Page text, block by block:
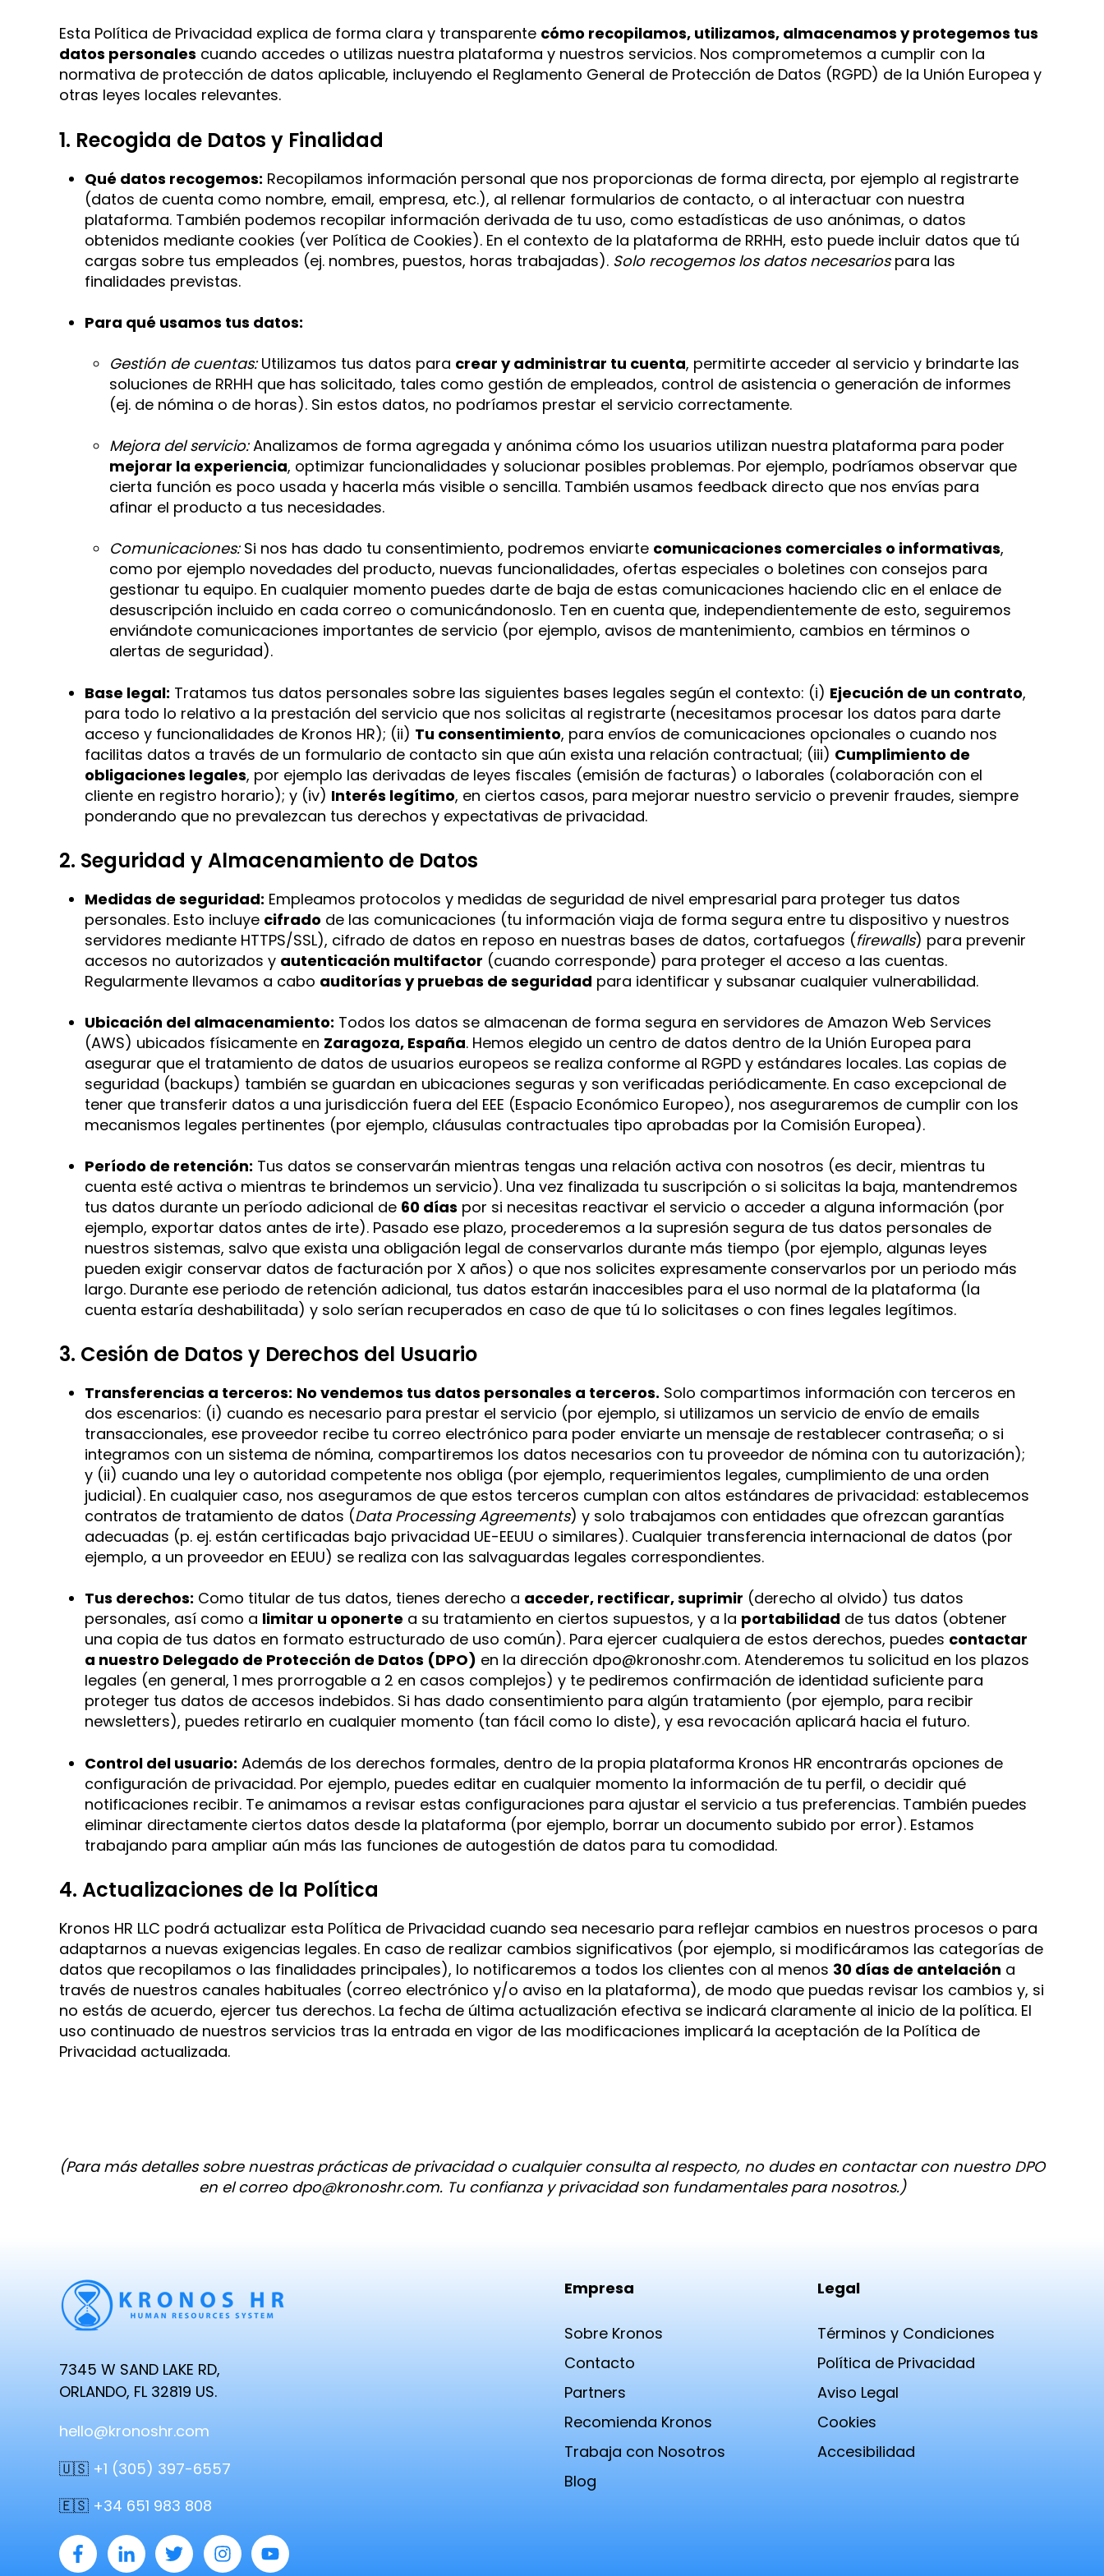
Esta Política de Privacidad explica de forma clara y transparente cómo recopilamos, utilizamos, almacenamos y protegemos tus
datos personales cuando accedes o utilizas nuestra plataforma y nuestros servicios. Nos comprometemos a cumplir con la
normativa de protección de datos aplicable, incluyendo el Reglamento General de Protección de Datos (RGPD) de la Unión Europea y
otras leyes locales relevantes.
1. Recogida de Datos y Finalidad
Qué datos recogemos: Recopilamos información personal que nos proporcionas de forma directa, por ejemplo al registrarte
(datos de cuenta como nombre, email, empresa, etc.), al rellenar formularios de contacto, o al interactuar con nuestra
plataforma. También podemos recopilar información derivada de tu uso, como estadísticas de uso anónimas, o datos
obtenidos mediante cookies (ver Política de Cookies). En el contexto de la plataforma de RRHH, esto puede incluir datos que tú
cargas sobre tus empleados (ej. nombres, puestos, horas trabajadas). Solo recogemos los datos necesariospara las
finalidades previstas.
Para qué usamos tus datos:
Gestión de cuentas:Utilizamos tus datos para crear y administrar tu cuenta, permitirte acceder al servicio y brindarte las
soluciones de RRHH que has solicitado, tales como gestión de empleados, control de asistencia o generación de informes
(ej. de nómina o de horas). Sin estos datos, no podríamos prestar el servicio correctamente.
Mejora del servicio:Analizamos de forma agregada y anónima cómo los usuarios utilizan nuestra plataforma para poder
mejorar la experiencia, optimizar funcionalidades y solucionar posibles problemas. Por ejemplo, podríamos observar que
cierta función es poco usada y hacerla más visible o sencilla. También usamos feedback directo que nos envías para
afinar el producto a tus necesidades.
Comunicaciones:Si nos has dado tu consentimiento, podremos enviarte comunicaciones comerciales o informativas,
como por ejemplo novedades del producto, nuevas funcionalidades, ofertas especiales o boletines con consejos para
gestionar tu equipo. En cualquier momento puedes darte de baja de estas comunicaciones haciendo clic en el enlace de
desuscripción incluido en cada correo o comunicándonoslo. Ten en cuenta que, independientemente de esto, seguiremos
enviándote comunicaciones importantes de servicio (por ejemplo, avisos de mantenimiento, cambios en términos o
alertas de seguridad).
Base legal: Tratamos tus datos personales sobre las siguientes bases legales según el contexto: (i) Ejecución de un contrato,
para todo lo relativo a la prestación del servicio que nos solicitas al registrarte (necesitamos procesar los datos para darte
acceso y funcionalidades de Kronos HR); (ii) Tu consentimiento, para envíos de comunicaciones opcionales o cuando nos
facilitas datos a través de un formulario de contacto sin que aún exista una relación contractual; (iii) Cumplimiento de
obligaciones legales, por ejemplo las derivadas de leyes fiscales (emisión de facturas) o laborales (colaboración con el
cliente en registro horario); y (iv) Interés legítimo, en ciertos casos, para mejorar nuestro servicio o prevenir fraudes, siempre
ponderando que no prevalezcan tus derechos y expectativas de privacidad.
2. Seguridad y Almacenamiento de Datos
Medidas de seguridad: Empleamos protocolos y medidas de seguridad de nivel empresarial para proteger tus datos
personales. Esto incluye cifrado de las comunicaciones (tu información viaja de forma segura entre tu dispositivo y nuestros
servidores mediante HTTPS/SSL), cifrado de datos en reposo en nuestras bases de datos, cortafuegos (firewalls) para prevenir
accesos no autorizados y autenticación multifactor (cuando corresponde) para proteger el acceso a las cuentas.
Regularmente llevamos a cabo auditorías y pruebas de seguridad para identificar y subsanar cualquier vulnerabilidad.
Ubicación del almacenamiento: Todos los datos se almacenan de forma segura en servidores de Amazon Web Services
(AWS) ubicados físicamente en Zaragoza, España. Hemos elegido un centro de datos dentro de la Unión Europea para
asegurar que el tratamiento de datos de usuarios europeos se realiza conforme al RGPD y estándares locales. Las copias de
seguridad (backups) también se guardan en ubicaciones seguras y son verificadas periódicamente. En caso excepcional de
tener que transferir datos a una jurisdicción fuera del EEE (Espacio Económico Europeo), nos aseguraremos de cumplir con los
mecanismos legales pertinentes (por ejemplo, cláusulas contractuales tipo aprobadas por la Comisión Europea).
Período de retención: Tus datos se conservarán mientras tengas una relación activa con nosotros (es decir, mientras tu
cuenta esté activa o mientras te brindemos un servicio). Una vez finalizada tu suscripción o si solicitas la baja, mantendremos
tus datos durante un período adicional de 60 días por si necesitas reactivar el servicio o acceder a alguna información (por
ejemplo, exportar datos antes de irte). Pasado ese plazo, procederemos a la supresión segura de tus datos personales de
nuestros sistemas, salvo que exista una obligación legal de conservarlos durante más tiempo (por ejemplo, algunas leyes
pueden exigir conservar datos de facturación por X años) o que nos solicites expresamente conservarlos por un periodo más
largo. Durante ese periodo de retención adicional, tus datos estarán inaccesibles para el uso normal de la plataforma (la
cuenta estaría deshabilitada) y solo serían recuperados en caso de que tú lo solicitases o con fines legales legítimos.
3. Cesión de Datos y Derechos del Usuario
Transferencias a terceros: No vendemos tus datos personales a terceros. Solo compartimos información con terceros en
dos escenarios: (i) cuando es necesario para prestar el servicio (por ejemplo, si utilizamos un servicio de envío de emails
transaccionales, ese proveedor recibe tu correo electrónico para poder enviarte un mensaje de restablecer contraseña; o si
integramos con un sistema de nómina, compartiremos los datos necesarios con tu proveedor de nómina con tu autorización);
y (ii) cuando una ley o autoridad competente nos obliga (por ejemplo, requerimientos legales, cumplimiento de una orden
judicial). En cualquier caso, nos aseguramos de que estos terceros cumplan con altos estándares de privacidad: establecemos
contratos de tratamiento de datos (Data Processing Agreements) y solo trabajamos con entidades que ofrezcan garantías
adecuadas (p. ej. están certificadas bajo privacidad UE-EEUU o similares). Cualquier transferencia internacional de datos (por
ejemplo, a un proveedor en EEUU) se realiza con las salvaguardas legales correspondientes.
Tus derechos: Como titular de tus datos, tienes derecho a acceder, rectificar, suprimir (derecho al olvido) tus datos
personales, así como a limitar u oponerte a su tratamiento en ciertos supuestos, y a la portabilidad de tus datos (obtener
una copia de tus datos en formato estructurado de uso común). Para ejercer cualquiera de estos derechos, puedes contactar
a nuestro Delegado de Protección de Datos (DPO) en la dirección dpo@kronoshr.com. Atenderemos tu solicitud en los plazos
legales (en general, 1 mes prorrogable a 2 en casos complejos) y te pediremos confirmación de identidad suficiente para
proteger tus datos de accesos indebidos. Si has dado consentimiento para algún tratamiento (por ejemplo, para recibir
newsletters), puedes retirarlo en cualquier momento (tan fácil como lo diste), y esa revocación aplicará hacia el futuro.
Control del usuario: Además de los derechos formales, dentro de la propia plataforma Kronos HR encontrarás opciones de
configuración de privacidad. Por ejemplo, puedes editar en cualquier momento la información de tu perfil, o decidir qué
notificaciones recibir. Te animamos a revisar estas configuraciones para ajustar el servicio a tus preferencias. También puedes
eliminar directamente ciertos datos desde la plataforma (por ejemplo, borrar un documento subido por error). Estamos
trabajando para ampliar aún más las funciones de autogestión de datos para tu comodidad.
4. Actualizaciones de la Política
Kronos HR LLC podrá actualizar esta Política de Privacidad cuando sea necesario para reflejar cambios en nuestros procesos o para
adaptarnos a nuevas exigencias legales. En caso de realizar cambios significativos (por ejemplo, si modificáramos las categorías de
datos que recopilamos o las finalidades principales), lo notificaremos a todos los clientes con al menos 30 días de antelación a
través de nuestros canales habituales (correo electrónico y/o aviso en la plataforma), de modo que puedas revisar los cambios y, si
no estás de acuerdo, ejercer tus derechos. La fecha de última actualización efectiva se indicará claramente al inicio de la política. El
uso continuado de nuestros servicios tras la entrada en vigor de las modificaciones implicará la aceptación de la Política de
Privacidad actualizada.
(Para más detalles sobre nuestras prácticas de privacidad o cualquier consulta al respecto, no dudes en contactar con nuestro DPO
en el correo dpo@kronoshr.com. Tu confianza y privacidad son fundamentales para nosotros.)
7345 W SAND LAKE RD,
ORLANDO, FL 32819 US.
hello@kronoshr.com
🇺🇸 +1 (305) 397-6557
🇪🇸 +34 651 983 808
Empresa
Sobre Kronos
Contacto
Partners
Recomienda Kronos
Trabaja con Nosotros
Blog
Legal
Términos y Condiciones
Política de Privacidad
Aviso Legal
Cookies
Accesibilidad